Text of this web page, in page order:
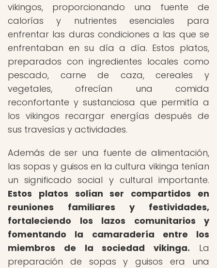
vikingos, proporcionando una fuente de
calorías y nutrientes esenciales para
enfrentar las duras condiciones a las que se
enfrentaban en su día a día. Estos platos,
preparados con ingredientes locales como
pescado, carne de caza, cereales y
vegetales, ofrecían una comida
reconfortante y sustanciosa que permitía a
los vikingos recargar energías después de
sus travesías y actividades.
Además de ser una fuente de alimentación,
las sopas y guisos en la cultura vikinga tenían
un significado social y cultural importante.
Estos platos solían ser compartidos en
reuniones familiares y festividades,
fortaleciendo los lazos comunitarios y
fomentando la camaradería entre los
miembros de la sociedad vikinga. La
preparación de sopas y guisos era una